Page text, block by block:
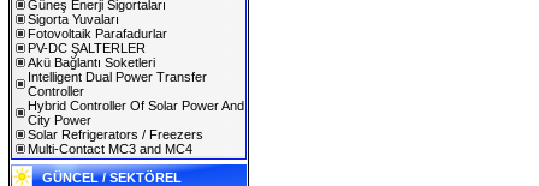
Güneş Enerji Sigortaları
Sigorta Yuvaları
Fotovoltaik Parafadurlar
PV-DC ŞALTERLER
Akü Bağlantı Soketleri
Intelligent Dual Power Transfer
Controller
Hybrid Controller Of Solar Power And
City Power
Solar Refrigerators / Freezers
Multi-Contact MC3 and MC4
GÜNCEL / SEKTÖREL